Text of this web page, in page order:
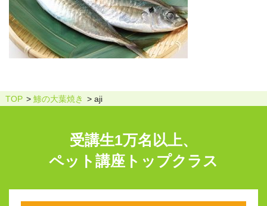
TOP 鯵の大葉焼き aji
受講生1万名以上、
ペット講座トップクラス